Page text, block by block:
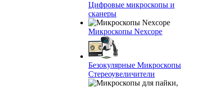
Цифровые микроскопы и
сканеры
Микроскопы Nexcope
Безокулярные Микроскопы
Стереоувеличители